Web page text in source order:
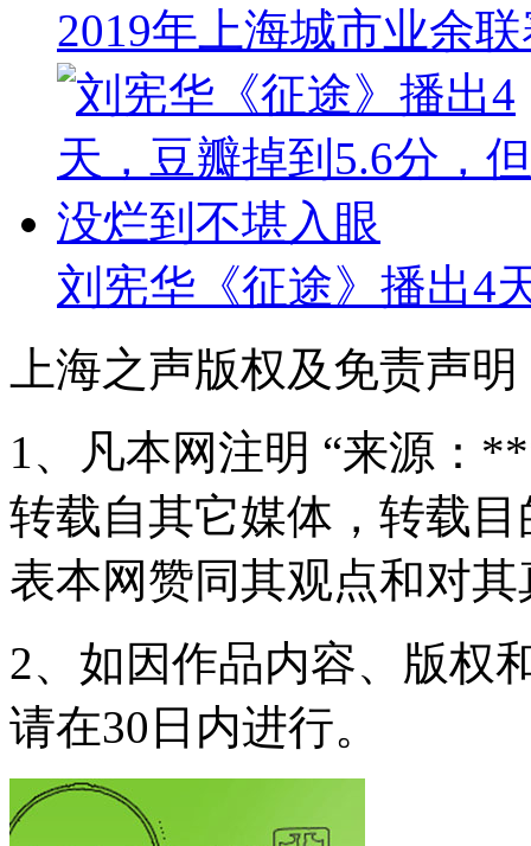
2019年上海城市业余
刘宪华《征途》播出4
上海之声版权及免责声明
1、凡本网注明 “来源：
转载自其它媒体，转载
表本网赞同其观点和对
2、如因作品内容、版权
请在30日内进行。